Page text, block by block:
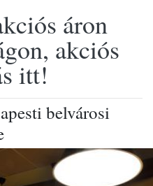
áron
akciós
itt!
belvárosi